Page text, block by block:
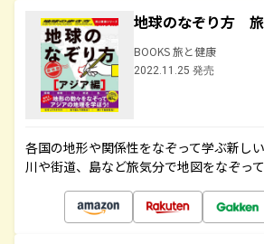
地球のなぞり方
BOOKS 旅と健康
2022.11.25 発売
各国の地形や関係性をなぞって学ぶ新し
川や街道、島など旅気分で地図をなぞっ